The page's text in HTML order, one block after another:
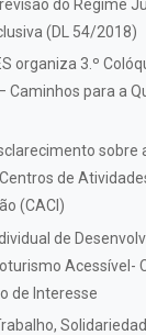
do Regime
(DL 54/2018)
organiza 3.º
Caminhos para a
sobre
de
(CACI)
de
Acessível-
de Interesse